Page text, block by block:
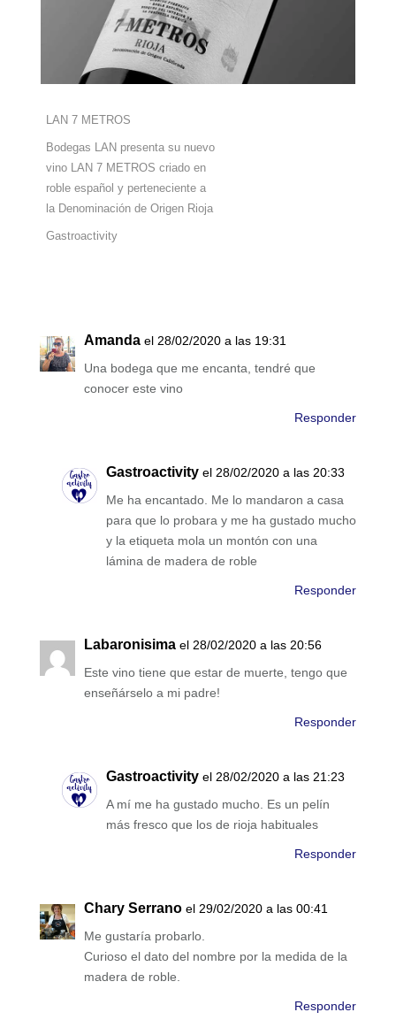
LAN 7 METROS
Bodegas LAN presenta su nuevo
vino LAN 7 METROS criado en
roble español y perteneciente a
la Denominación de Origen Rioja
Gastroactivity
Amanda el 28/02/2020 a las 19:31
Una bodega que me encanta, tendré que
conocer este vino
Responder
Gastroactivity el 28/02/2020 a las 20:33
Me ha encantado. Me lo mandaron a casa
para que lo probara y me ha gustado mucho
y la etiqueta mola un montón con una
lámina de madera de roble
Responder
Labaronisima el 28/02/2020 a las 20:56
Este vino tiene que estar de muerte, tengo que
enseñárselo a mi padre!
Responder
Gastroactivity el 28/02/2020 a las 21:23
A mí me ha gustado mucho. Es un pelín
más fresco que los de rioja habituales
Responder
Chary Serrano el 29/02/2020 a las 00:41
Me gustaría probarlo.
Curioso el dato del nombre por la medida de la
madera de roble.
Responder